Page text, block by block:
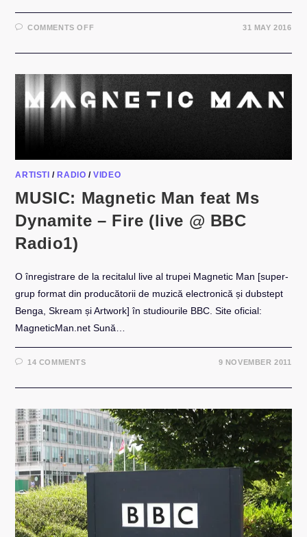
COMMENTS OFFON
RECAP
05
2016
31 MAY 2016
ARTISTI / RADIO /VIDEO
MUSIC: Magnetic Man feat Ms
Dynamite – Fire (live @ BBC
Radio1)
O înregistrare de la recitalul live al trupei Magnetic Man [super-
grup format din producătorii de muzică electronică și dubstept
Benga, Skream și Artwork] în studiourile BBC. Site oficial:
MagneticMan.net Sună…
14 COMMENTS 9 NOVEMBER 2011